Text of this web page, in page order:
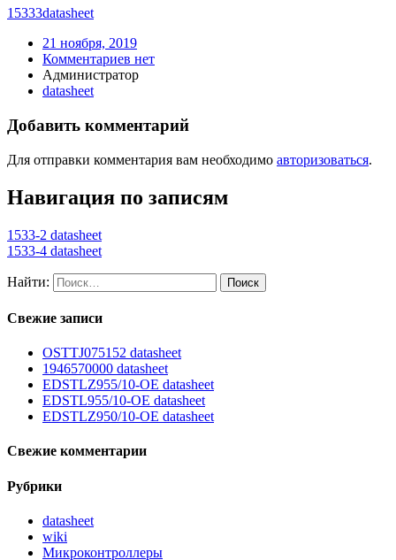
15333datasheet
21 ноября, 2019
Комментариев нет
Администратор
datasheet
Добавить комментарий
Для отправки комментария вам необходимо авторизоваться.
Навигация по записям
1533-2 datasheet
1533-4 datasheet
Найти:
Свежие записи
OSTTJ075152 datasheet
1946570000 datasheet
EDSTLZ955/10-OE datasheet
EDSTL955/10-OE datasheet
EDSTLZ950/10-OE datasheet
Свежие комментарии
Рубрики
datasheet
wiki
Микроконтроллеры